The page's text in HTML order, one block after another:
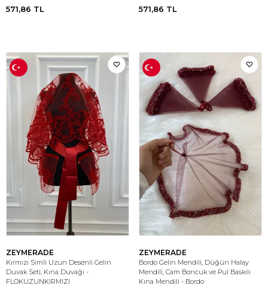
571,86 TL 571,86 TL
ZEYMERADE
Kırmızı Simli Uzun Desenli Gelin
Duvak Seti, Kına Duvağı -
FLOKUZUNKIRMIZI
ZEYMERADE
Bordo Gelin Mendili, Düğün Halay
Mendili, Cam Boncuk ve Pul Baskılı
Kına Mendili - Bordo